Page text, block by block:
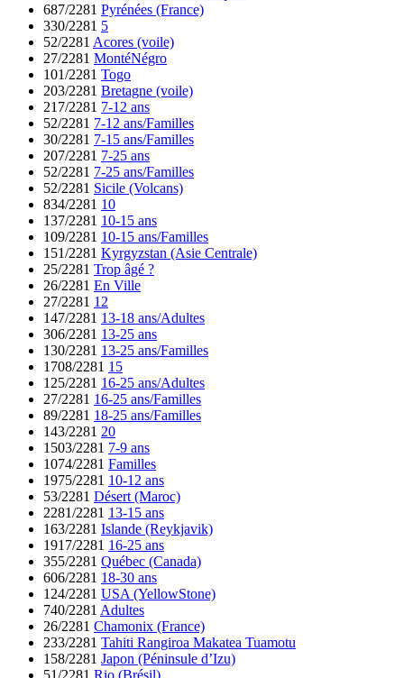
687/2281 Pyrénées (France)
330/2281 5
52/2281 Acores (voile)
27/2281 MontéNégro
101/2281 Togo
203/2281 Bretagne (voile)
217/2281 7-12 ans
52/2281 7-12 ans/Familles
30/2281 7-15 ans/Familles
207/2281 7-25 ans
52/2281 7-25 ans/Familles
52/2281 Sicile (Volcans)
834/2281 10
137/2281 10-15 ans
109/2281 10-15 ans/Familles
151/2281 Kyrgyzstan (Asie Centrale)
25/2281 Trop âgé ?
26/2281 En Ville
27/2281 12
147/2281 13-18 ans/Adultes
306/2281 13-25 ans
130/2281 13-25 ans/Familles
1708/2281 15
125/2281 16-25 ans/Adultes
27/2281 16-25 ans/Familles
89/2281 18-25 ans/Familles
143/2281 20
1503/2281 7-9 ans
1074/2281 Familles
1975/2281 10-12 ans
53/2281 Désert (Maroc)
2281/2281 13-15 ans
163/2281 Islande (Reykjavik)
1917/2281 16-25 ans
355/2281 Québec (Canada)
606/2281 18-30 ans
124/2281 USA (YellowStone)
740/2281 Adultes
26/2281 Chamonix (France)
233/2281 Tahiti Rangiroa Makatea Tuamotu
158/2281 Japon (Péninsule d’Izu)
51/2281 Rio (Brésil)